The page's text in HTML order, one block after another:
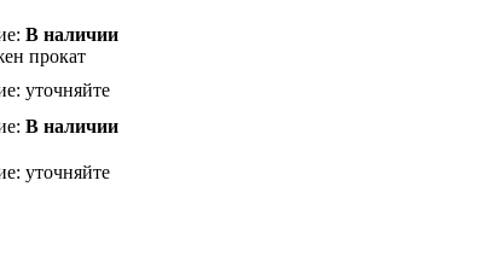
В наличии
прокат
уточняйте
В наличии
уточняйте